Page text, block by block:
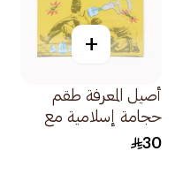
+
أصيل المعرفة طقم
حجامة إسلامية مع
مضخة شفط موديل
30